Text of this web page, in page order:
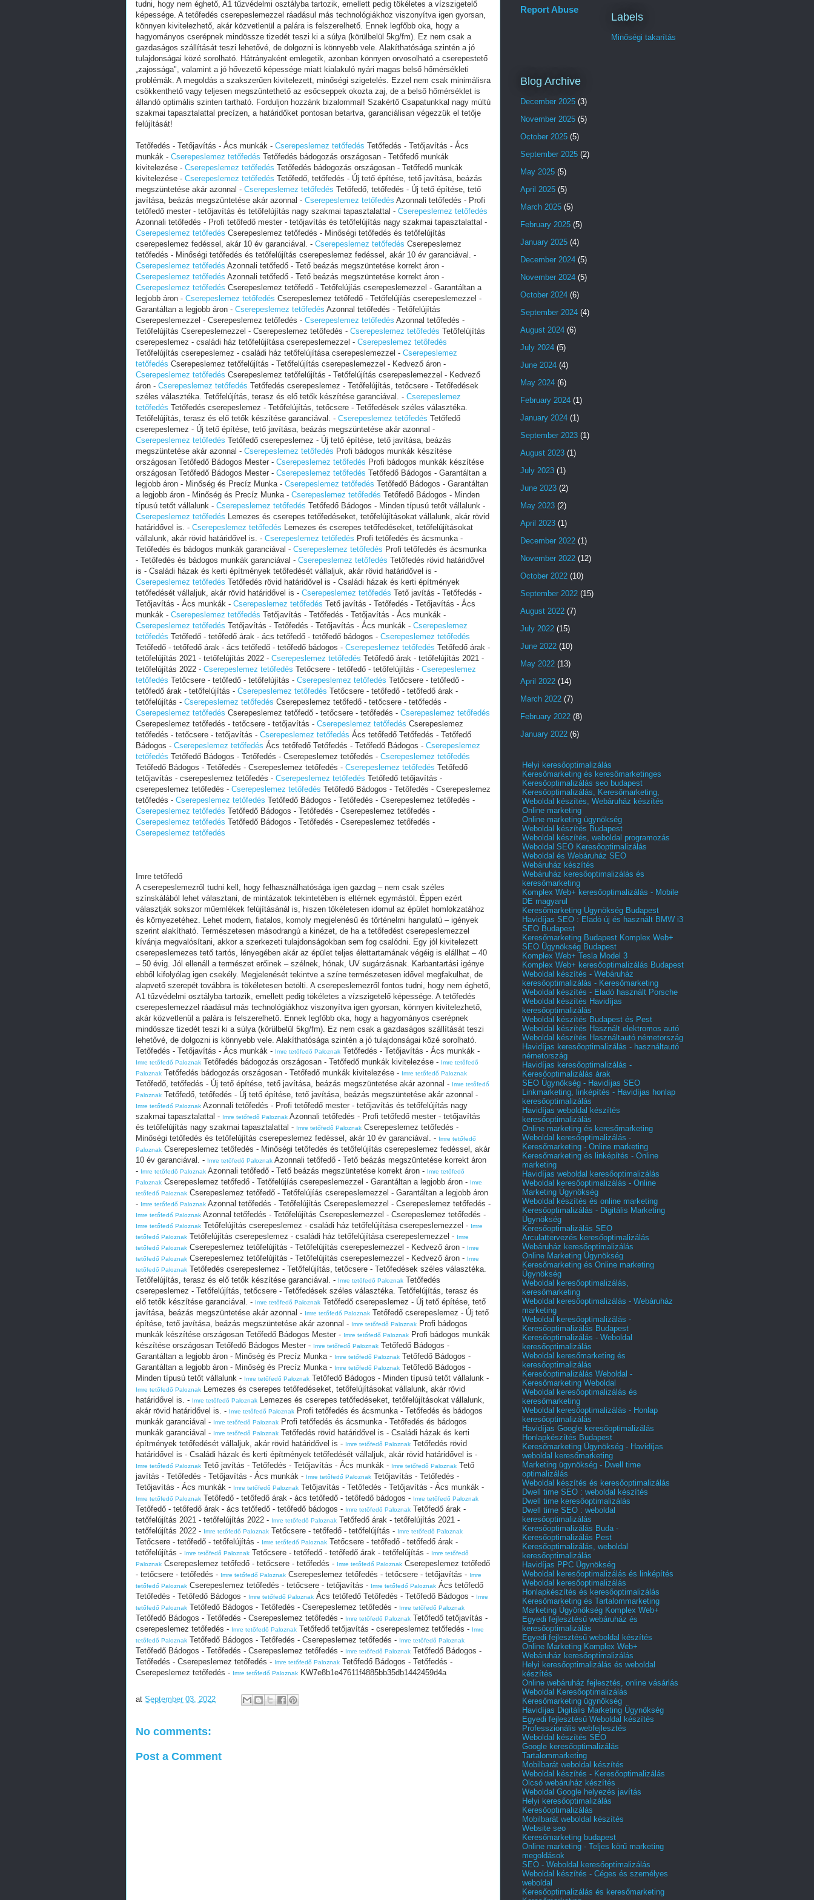
tudni, hogy nem éghető, A1 tűzvédelmi osztályba tartozik, emellett pedig tökéletes a vízszigetelő
képessége. A tetőfedés cserepeslemezzel ráadásul más technológiákhoz viszonyítva igen gyorsan,
könnyen kivitelezhető, akár közvetlenül a palára is felszerelhető. Ennek legfőbb oka, hogy a
hagyományos cserépnek mindössze tizedét teszi ki a súlya (körülbelül 5kg/fm). Ez nem csak a
gazdaságos szállítását teszi lehetővé, de dolgozni is könnyebb vele. Alakíthatósága szintén a jó
tulajdonságai közé sorolható. Hátrányaként emlegetik, azonban könnyen orvosolható a cserepestető
„zajossága", valamint a jó hővezető képessége miatt kialakuló nyári magas belső hőmérsékleti
problémák. A megoldás a szakszerűen kivitelezett, minőségi szigetelés. Ezzel nem csak minimálisra
csökkenthető vagy teljesen megszüntethető az esőcseppek okozta zaj, de a belső hőmérséklet is
állandó optimális szinten tartható. Forduljon hozzánk bizalommal! Szakértő Csapatunkkal nagy múltú
szakmai tapasztalattal precízen, a határidőket pontosan betartva, garanciálisan végezzük el tetője
felújítását!
Tetőfedés - Tetőjavítás - Ács munkák - ‎Cserepeslemez tetőfedés Tetőfedés - Tetőjavítás - Ács
munkák - ‎Cserepeslemez tetőfedés Tetőfedés bádogozás országosan - Tetőfedő munkák
kivitelezése - ‎Cserepeslemez tetőfedés Tetőfedés bádogozás országosan - Tetőfedő munkák
kivitelezése - ‎Cserepeslemez tetőfedés Tetőfedő, tetőfedés - Új tető építése, tető javítása, beázás
megszüntetése akár azonnal - ‎Cserepeslemez tetőfedés Tetőfedő, tetőfedés - Új tető építése, tető
javítása, beázás megszüntetése akár azonnal - ‎Cserepeslemez tetőfedés Azonnali tetőfedés - Profi
tetőfedő mester - tetőjavítás és tetőfelújítás nagy szakmai tapasztalattal - ‎Cserepeslemez tetőfedés
Azonnali tetőfedés - Profi tetőfedő mester - tetőjavítás és tetőfelújítás nagy szakmai tapasztalattal -
‎Cserepeslemez tetőfedés Cserepeslemez tetőfedés - Minőségi tetőfedés és tetőfelújítás
cserepeslemez fedéssel, akár 10 év garanciával. - ‎Cserepeslemez tetőfedés Cserepeslemez
tetőfedés - Minőségi tetőfedés és tetőfelújítás cserepeslemez fedéssel, akár 10 év garanciával. -
‎Cserepeslemez tetőfedés Azonnali tetőfedő - Tető beázás megszüntetése korrekt áron -
‎Cserepeslemez tetőfedés Azonnali tetőfedő - Tető beázás megszüntetése korrekt áron -
‎Cserepeslemez tetőfedés Cserepeslemez tetőfedő - Tetőfelújíás cserepeslemezzel - Garantáltan a
legjobb áron - ‎Cserepeslemez tetőfedés Cserepeslemez tetőfedő - Tetőfelújíás cserepeslemezzel -
Garantáltan a legjobb áron - ‎Cserepeslemez tetőfedés Azonnal tetőfedés - Tetőfelújítás
Cserepeslemezzel - Cserepeslemez tetőfedés - ‎Cserepeslemez tetőfedés Azonnal tetőfedés -
Tetőfelújítás Cserepeslemezzel - Cserepeslemez tetőfedés - ‎Cserepeslemez tetőfedés Tetőfelújítás
cserepeslemez - családi ház tetőfelújítása cserepeslemezzel - ‎Cserepeslemez tetőfedés
Tetőfelújítás cserepeslemez - családi ház tetőfelújítása cserepeslemezzel - ‎Cserepeslemez
tetőfedés Cserepeslemez tetőfelújítás - Tetőfelújítás cserepeslemezzel - Kedvező áron -
‎Cserepeslemez tetőfedés Cserepeslemez tetőfelújítás - Tetőfelújítás cserepeslemezzel - Kedvező
áron - ‎Cserepeslemez tetőfedés Tetőfedés cserepeslemez - Tetőfelújítás, tetőcsere - Tetőfedések
széles választéka. Tetőfelújítás, terasz és elő tetők készítése garanciával. - ‎Cserepeslemez
tetőfedés Tetőfedés cserepeslemez - Tetőfelújítás, tetőcsere - Tetőfedések széles választéka.
Tetőfelújítás, terasz és elő tetők készítése garanciával. - ‎Cserepeslemez tetőfedés Tetőfedő
cserepeslemez - Új tető építése, tető javítása, beázás megszüntetése akár azonnal -
‎Cserepeslemez tetőfedés Tetőfedő cserepeslemez - Új tető építése, tető javítása, beázás
megszüntetése akár azonnal - ‎Cserepeslemez tetőfedés Profi bádogos munkák készítése
országosan Tetőfedő Bádogos Mester - ‎Cserepeslemez tetőfedés Profi bádogos munkák készítése
országosan Tetőfedő Bádogos Mester - ‎Cserepeslemez tetőfedés Tetőfedő Bádogos - Garantáltan a
legjobb áron - Minőség és Precíz Munka - ‎Cserepeslemez tetőfedés Tetőfedő Bádogos - Garantáltan
a legjobb áron - Minőség és Precíz Munka - ‎Cserepeslemez tetőfedés Tetőfedő Bádogos - Minden
típusú tetőt vállalunk - ‎Cserepeslemez tetőfedés Tetőfedő Bádogos - Minden típusú tetőt vállalunk -
‎Cserepeslemez tetőfedés Lemezes és cserepes tetőfedéseket, tetőfelújításokat vállalunk, akár rövid
határidővel is. - ‎Cserepeslemez tetőfedés Lemezes és cserepes tetőfedéseket, tetőfelújításokat
vállalunk, akár rövid határidővel is. - ‎Cserepeslemez tetőfedés Profi tetőfedés és ácsmunka -
Tetőfedés és bádogos munkák garanciával - ‎Cserepeslemez tetőfedés Profi tetőfedés és ácsmunka
- Tetőfedés és bádogos munkák garanciával - ‎Cserepeslemez tetőfedés Tetőfedés rövid határidővel
is - Családi házak és kerti építmények tetőfedését vállaljuk, akár rövid határidővel is -
‎Cserepeslemez tetőfedés Tetőfedés rövid határidővel is - Családi házak és kerti építmények
tetőfedését vállaljuk, akár rövid határidővel is - ‎Cserepeslemez tetőfedés Tető javítás - Tetőfedés -
Tetőjavítás - Ács munkák - ‎Cserepeslemez tetőfedés Tető javítás - Tetőfedés - Tetőjavítás - Ács
munkák - ‎Cserepeslemez tetőfedés Tetőjavítás - Tetőfedés - Tetőjavítás - Ács munkák -
‎Cserepeslemez tetőfedés Tetőjavítás - Tetőfedés - Tetőjavítás - Ács munkák - ‎Cserepeslemez
tetőfedés Tetőfedő - tetőfedő árak - ács tetőfedő - tetőfedő bádogos - ‎Cserepeslemez tetőfedés
Tetőfedő - tetőfedő árak - ács tetőfedő - tetőfedő bádogos - ‎Cserepeslemez tetőfedés Tetőfedő árak -
tetőfelújítás 2021 - tetőfelújítás 2022 - ‎Cserepeslemez tetőfedés Tetőfedő árak - tetőfelújítás 2021 -
tetőfelújítás 2022 - ‎Cserepeslemez tetőfedés Tetőcsere - tetőfedő - tetőfelújítás - ‎Cserepeslemez
tetőfedés Tetőcsere - tetőfedő - tetőfelújítás - ‎Cserepeslemez tetőfedés Tetőcsere - tetőfedő -
tetőfedő árak - tetőfelújítás - ‎Cserepeslemez tetőfedés Tetőcsere - tetőfedő - tetőfedő árak -
tetőfelújítás - ‎Cserepeslemez tetőfedés Cserepeslemez tetőfedő - tetőcsere - tetőfedés -
‎Cserepeslemez tetőfedés Cserepeslemez tetőfedő - tetőcsere - tetőfedés - ‎Cserepeslemez tetőfedés
Cserepeslemez tetőfedés - tetőcsere - tetőjavítás - ‎Cserepeslemez tetőfedés Cserepeslemez
tetőfedés - tetőcsere - tetőjavítás - ‎Cserepeslemez tetőfedés Ács tetőfedő Tetőfedés - Tetőfedő
Bádogos - ‎Cserepeslemez tetőfedés Ács tetőfedő Tetőfedés - Tetőfedő Bádogos - ‎Cserepeslemez
tetőfedés Tetőfedő Bádogos - Tetőfedés - Cserepeslemez tetőfedés - ‎Cserepeslemez tetőfedés
Tetőfedő Bádogos - Tetőfedés - Cserepeslemez tetőfedés - ‎Cserepeslemez tetőfedés Tetőfedő
tetőjavítás - cserepeslemez tetőfedés - ‎Cserepeslemez tetőfedés Tetőfedő tetőjavítás -
cserepeslemez tetőfedés - ‎Cserepeslemez tetőfedés Tetőfedő Bádogos - Tetőfedés - Cserepeslemez
tetőfedés - ‎Cserepeslemez tetőfedés Tetőfedő Bádogos - Tetőfedés - Cserepeslemez tetőfedés -
‎Cserepeslemez tetőfedés Tetőfedő Bádogos - Tetőfedés - Cserepeslemez tetőfedés -
‎Cserepeslemez tetőfedés Tetőfedő Bádogos - Tetőfedés - Cserepeslemez tetőfedés -
‎Cserepeslemez tetőfedés
Imre tetőfedő
A cserepeslemezről tudni kell, hogy felhasználhatósága igen gazdag – nem csak széles
színskálából lehet választani, de mintázatok tekintetében is eltérnek egymástól. Éppen ezért
választják sokszor műemlékek felújításánál is, hiszen tökéletesen idomul az épület homlokzatához
és környezetéhez. Lehet modern, fiatalos, komoly megjelenésű és történelmi hangulatú – igények
szerint alakítható. Természetesen másodrangú a kinézet, de ha a tetőfedést cserepeslemezzel
kívánja megvalósítani, akkor a szerkezeti tulajdonságokban sem fog csalódni. Egy jól kivitelezett
cserepeslemezes tető tartós, lényegében akár az épület teljes élettartamának végéig is elállhat – 40
– 50 évig. Jól ellenáll a természet erőinek – szélnek, hónak, UV sugárzásnak. Karbantartási igénye
ebből kifolyólag igen csekély. Megjelenését tekintve a színe természetesen idővel megfakulhat, de
alapvető szerepét továbbra is tökéletesen betölti. A cserepeslemezről fontos tudni, hogy nem éghető,
A1 tűzvédelmi osztályba tartozik, emellett pedig tökéletes a vízszigetelő képessége. A tetőfedés
cserepeslemezzel ráadásul más technológiákhoz viszonyítva igen gyorsan, könnyen kivitelezhető,
akár közvetlenül a palára is felszerelhető. Ennek legfőbb oka, hogy a hagyományos cserépnek
mindössze tizedét teszi ki a súlya (körülbelül 5kg/fm). Ez nem csak a gazdaságos szállítását teszi
lehetővé, de dolgozni is könnyebb vele. Alakíthatósága szintén a jó tulajdonságai közé sorolható.
Tetőfedés - Tetőjavítás - Ács munkák - Imre tetőfedő Paloznak Tetőfedés - Tetőjavítás - Ács munkák -
Imre tetőfedő Paloznak Tetőfedés bádogozás országosan - Tetőfedő munkák kivitelezése - Imre tetőfedő
Paloznak Tetőfedés bádogozás országosan - Tetőfedő munkák kivitelezése - Imre tetőfedő Paloznak
Tetőfedő, tetőfedés - Új tető építése, tető javítása, beázás megszüntetése akár azonnal - Imre tetőfedő
Paloznak Tetőfedő, tetőfedés - Új tető építése, tető javítása, beázás megszüntetése akár azonnal -
Imre tetőfedő Paloznak Azonnali tetőfedés - Profi tetőfedő mester - tetőjavítás és tetőfelújítás nagy
szakmai tapasztalattal - Imre tetőfedő Paloznak Azonnali tetőfedés - Profi tetőfedő mester - tetőjavítás
és tetőfelújítás nagy szakmai tapasztalattal - Imre tetőfedő Paloznak Cserepeslemez tetőfedés -
Minőségi tetőfedés és tetőfelújítás cserepeslemez fedéssel, akár 10 év garanciával. - Imre tetőfedő
Paloznak Cserepeslemez tetőfedés - Minőségi tetőfedés és tetőfelújítás cserepeslemez fedéssel, akár
10 év garanciával. - Imre tetőfedő Paloznak Azonnali tetőfedő - Tető beázás megszüntetése korrekt áron
- Imre tetőfedő Paloznak Azonnali tetőfedő - Tető beázás megszüntetése korrekt áron - Imre tetőfedő
Paloznak Cserepeslemez tetőfedő - Tetőfelújíás cserepeslemezzel - Garantáltan a legjobb áron - Imre
tetőfedő Paloznak Cserepeslemez tetőfedő - Tetőfelújíás cserepeslemezzel - Garantáltan a legjobb áron
- Imre tetőfedő Paloznak Azonnal tetőfedés - Tetőfelújítás Cserepeslemezzel - Cserepeslemez tetőfedés -
Imre tetőfedő Paloznak Azonnal tetőfedés - Tetőfelújítás Cserepeslemezzel - Cserepeslemez tetőfedés -
Imre tetőfedő Paloznak Tetőfelújítás cserepeslemez - családi ház tetőfelújítása cserepeslemezzel - Imre
tetőfedő Paloznak Tetőfelújítás cserepeslemez - családi ház tetőfelújítása cserepeslemezzel - Imre
tetőfedő Paloznak Cserepeslemez tetőfelújítás - Tetőfelújítás cserepeslemezzel - Kedvező áron - Imre
tetőfedő Paloznak Cserepeslemez tetőfelújítás - Tetőfelújítás cserepeslemezzel - Kedvező áron - Imre
tetőfedő Paloznak Tetőfedés cserepeslemez - Tetőfelújítás, tetőcsere - Tetőfedések széles választéka.
Tetőfelújítás, terasz és elő tetők készítése garanciával. - Imre tetőfedő Paloznak Tetőfedés
cserepeslemez - Tetőfelújítás, tetőcsere - Tetőfedések széles választéka. Tetőfelújítás, terasz és
elő tetők készítése garanciával. - Imre tetőfedő Paloznak Tetőfedő cserepeslemez - Új tető építése, tető
javítása, beázás megszüntetése akár azonnal - Imre tetőfedő Paloznak Tetőfedő cserepeslemez - Új tető
építése, tető javítása, beázás megszüntetése akár azonnal - Imre tetőfedő Paloznak Profi bádogos
munkák készítése országosan Tetőfedő Bádogos Mester - Imre tetőfedő Paloznak Profi bádogos munkák
készítése országosan Tetőfedő Bádogos Mester - Imre tetőfedő Paloznak Tetőfedő Bádogos -
Garantáltan a legjobb áron - Minőség és Precíz Munka - Imre tetőfedő Paloznak Tetőfedő Bádogos -
Garantáltan a legjobb áron - Minőség és Precíz Munka - Imre tetőfedő Paloznak Tetőfedő Bádogos -
Minden típusú tetőt vállalunk - Imre tetőfedő Paloznak Tetőfedő Bádogos - Minden típusú tetőt vállalunk -
Imre tetőfedő Paloznak Lemezes és cserepes tetőfedéseket, tetőfelújításokat vállalunk, akár rövid
határidővel is. - Imre tetőfedő Paloznak Lemezes és cserepes tetőfedéseket, tetőfelújításokat vállalunk,
akár rövid határidővel is. - Imre tetőfedő Paloznak Profi tetőfedés és ácsmunka - Tetőfedés és bádogos
munkák garanciával - Imre tetőfedő Paloznak Profi tetőfedés és ácsmunka - Tetőfedés és bádogos
munkák garanciával - Imre tetőfedő Paloznak Tetőfedés rövid határidővel is - Családi házak és kerti
építmények tetőfedését vállaljuk, akár rövid határidővel is - Imre tetőfedő Paloznak Tetőfedés rövid
határidővel is - Családi házak és kerti építmények tetőfedését vállaljuk, akár rövid határidővel is -
Imre tetőfedő Paloznak Tető javítás - Tetőfedés - Tetőjavítás - Ács munkák - Imre tetőfedő Paloznak Tető
javítás - Tetőfedés - Tetőjavítás - Ács munkák - Imre tetőfedő Paloznak Tetőjavítás - Tetőfedés -
Tetőjavítás - Ács munkák - Imre tetőfedő Paloznak Tetőjavítás - Tetőfedés - Tetőjavítás - Ács munkák -
Imre tetőfedő Paloznak Tetőfedő - tetőfedő árak - ács tetőfedő - tetőfedő bádogos - Imre tetőfedő Paloznak
Tetőfedő - tetőfedő árak - ács tetőfedő - tetőfedő bádogos - Imre tetőfedő Paloznak Tetőfedő árak -
tetőfelújítás 2021 - tetőfelújítás 2022 - Imre tetőfedő Paloznak Tetőfedő árak - tetőfelújítás 2021 -
tetőfelújítás 2022 - Imre tetőfedő Paloznak Tetőcsere - tetőfedő - tetőfelújítás - Imre tetőfedő Paloznak
Tetőcsere - tetőfedő - tetőfelújítás - Imre tetőfedő Paloznak Tetőcsere - tetőfedő - tetőfedő árak -
tetőfelújítás - Imre tetőfedő Paloznak Tetőcsere - tetőfedő - tetőfedő árak - tetőfelújítás - Imre tetőfedő
Paloznak Cserepeslemez tetőfedő - tetőcsere - tetőfedés - Imre tetőfedő Paloznak Cserepeslemez tetőfedő
- tetőcsere - tetőfedés - Imre tetőfedő Paloznak Cserepeslemez tetőfedés - tetőcsere - tetőjavítás - Imre
tetőfedő Paloznak Cserepeslemez tetőfedés - tetőcsere - tetőjavítás - Imre tetőfedő Paloznak Ács tetőfedő
Tetőfedés - Tetőfedő Bádogos - Imre tetőfedő Paloznak Ács tetőfedő Tetőfedés - Tetőfedő Bádogos - Imre
tetőfedő Paloznak Tetőfedő Bádogos - Tetőfedés - Cserepeslemez tetőfedés - Imre tetőfedő Paloznak
Tetőfedő Bádogos - Tetőfedés - Cserepeslemez tetőfedés - Imre tetőfedő Paloznak Tetőfedő tetőjavítás -
cserepeslemez tetőfedés - Imre tetőfedő Paloznak Tetőfedő tetőjavítás - cserepeslemez tetőfedés - Imre
tetőfedő Paloznak Tetőfedő Bádogos - Tetőfedés - Cserepeslemez tetőfedés - Imre tetőfedő Paloznak
Tetőfedő Bádogos - Tetőfedés - Cserepeslemez tetőfedés - Imre tetőfedő Paloznak Tetőfedő Bádogos -
Tetőfedés - Cserepeslemez tetőfedés - Imre tetőfedő Paloznak Tetőfedő Bádogos - Tetőfedés -
Cserepeslemez tetőfedés - Imre tetőfedő Paloznak KW7e8b1e47611f4885bb35db1442459d4a
at September 03, 2022
No comments:
Post a Comment
Report Abuse
Labels
Minőségi takarítás
Blog Archive
December 2025 (3)
November 2025 (5)
October 2025 (5)
September 2025 (2)
May 2025 (5)
April 2025 (5)
March 2025 (5)
February 2025 (5)
January 2025 (4)
December 2024 (5)
November 2024 (5)
October 2024 (6)
September 2024 (4)
August 2024 (6)
July 2024 (5)
June 2024 (4)
May 2024 (6)
February 2024 (1)
January 2024 (1)
September 2023 (1)
August 2023 (1)
July 2023 (1)
June 2023 (2)
May 2023 (2)
April 2023 (1)
December 2022 (1)
November 2022 (12)
October 2022 (10)
September 2022 (15)
August 2022 (7)
July 2022 (15)
June 2022 (10)
May 2022 (13)
April 2022 (14)
March 2022 (7)
February 2022 (8)
January 2022 (6)
Helyi keresőoptimalizálás
Keresőmarketing és keresőmarketinges
Keresőoptimalizálás seo budapest
Keresőoptimalizálás, Keresőmarketing,
Weboldal készítés, Webáruház készítés
Online marketing
Online marketing ügynökség
Weboldal készítés Budapest
Weboldal készítés, weboldal programozás
Weboldal SEO Keresőoptimalizálás
Weboldal és Webáruház SEO
Webáruház készítés
Webáruház keresőoptimalizálás és
keresőmarketing
Komplex Web+ keresőoptimalizálás - Mobile
DE magyarul
Keresőmarketing Ügynökség Budapest
Havidíjas SEO : Eladó új és használt BMW i3
SEO Budapest
Keresőmarketing Budapest Komplex Web+
SEO Ügynökség Budapest
Komplex Web+ Tesla Model 3
Komplex Web+ keresőoptimalizálás Budapest
Weboldal készítés - Webáruház
keresőoptimalizálás - Keresőmarketing
Weboldal készítés - Eladó használt Porsche
Weboldal készítés Havidíjas
keresőoptimalizálás
Weboldal készítés Budapest és Pest
Weboldal készítés Használt elektromos autó
Weboldal készítés Használtautó németország
Havidíjas keresőoptimalizálás - használtautó
németország
Havidíjas keresőoptimalizálás -
Keresőoptimalizálás árak
SEO Ügynökség - Havidíjas SEO
Linkmarketing, linképítés - Havidíjas honlap
keresőoptimalizálás
Havidíjas weboldal készítés
keresőoptimalizálás
Online marketing és keresőmarketing
Weboldal keresőoptimalizálás -
Keresőmarketing - Online marketing
Keresőmarketing és linképítés - Online
marketing
Havidíjas weboldal keresőoptimalizálás
Weboldal keresőoptimalizálás - Online
Marketing Ügynökség
Weboldal készítés és online marketing
Keresőoptimalizálás - Digitális Marketing
Ügynökség
Keresőoptimalizálás SEO
Arculattervezés keresőoptimalizálás
Webáruház keresőoptimalizálás
Online Marketing Ügynökség
Keresőmarketing és Online marketing
Ügynökség
Weboldal keresőoptimalizálás,
keresőmarketing
Weboldal keresőoptimalizálás - Webáruház
marketing
Weboldal keresőoptimalizálás -
Keresőoptimalizálás Budapest
Keresőoptimalizálás - Weboldal
keresőoptimalizálás
Weboldal keresőmarketing és
keresőoptimalizálás
Keresőoptimalizálás Weboldal -
Keresőmarketing Weboldal
Weboldal keresőoptimalizálás és
keresőmarketing
Weboldal keresőoptimalizálás - Honlap
keresőoptimalizálás
Havidíjas Google keresőoptimalizálás
Honlapkészítés Budapest
Keresőmarketing Ügynökség - Havidíjas
weboldal keresőmarketing
Marketing ügynökség - Dwell time
optimalizálás
Weboldal készítés és keresőoptimalizálás
Dwell time SEO : weboldal készítés
Dwell time keresőoptimalizálás
Dwell time SEO : weboldal
keresőoptimalizálás
Keresőoptimalizálás Buda -
Keresőoptimalizálás Pest
Keresőoptimalizálás, weboldal
keresőoptimalizálás
Havidíjas PPC Ügynökség
Weboldal keresőoptimalizálás és linképítés
Weboldal keresőoptimalizálás
Honlapkészítés és keresőoptimalizálás
Keresőmarketing és Tartalommarketing
Marketing Ügyönökség Komplex Web+
Egyedi fejlesztésű webáruház és
keresőoptimalizálás
Egyedi fejlesztésű weboldal készítés
Online Marketing Komplex Web+
Webáruház keresőoptimalizálás
Helyi keresőoptimalizálás és weboldal
készítés
Online webáruház fejlesztés, online vásárlás
Weboldal Keresőoptimalizálás
Keresőmarketing ügynökség
Havidíjas Digitális Marketing Ügynökség
Egyedi fejlesztésű Weboldal készítés
Professzionális webfejlesztés
Weboldal készítés SEO
Google keresőoptimalizálás
Tartalommarketing
Mobilbarát weboldal készítés
Weboldal készítés - Keresőoptimalizálás
Olcsó webáruház készítés
Weboldal Google helyezés javítás
Helyi keresőoptimalizálás
Keresőoptimalizálás
Mobilbarát weboldal készítés
Website seo
Keresőmarketing budapest
Online marketing - Teljes körű marketing
megoldások
SEO - Weboldal keresőoptimalizálás
Weboldal készítés - Céges és személyes
weboldal
Keresőoptimalizálás és keresőmarketing